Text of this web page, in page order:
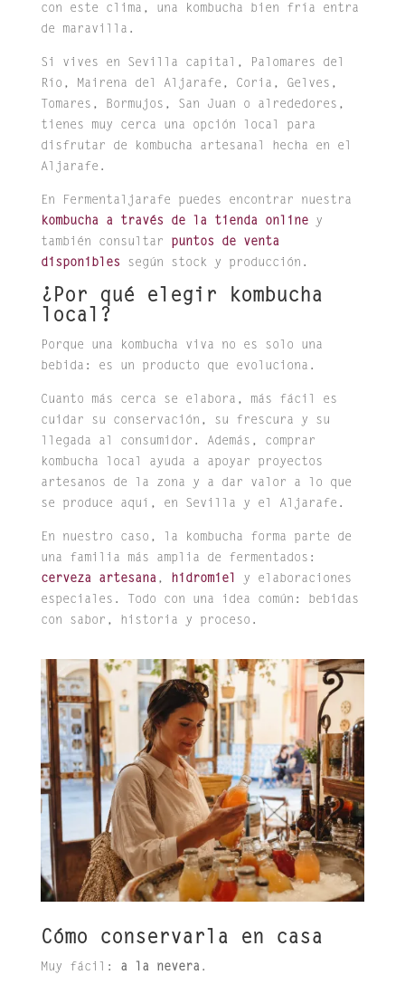
con este clima, una kombucha bien fría entra
de maravilla.
Si vives en Sevilla capital, Palomares del
Río, Mairena del Aljarafe, Coria, Gelves,
Tomares, Bormujos, San Juan o alrededores,
tienes muy cerca una opción local para
disfrutar de kombucha artesanal hecha en el
Aljarafe.
En Fermentaljarafe puedes encontrar nuestra
kombucha a través de la tienda onliney
también consultar puntos de venta
disponibles según stock y producción.
¿Por qué elegir kombucha
local?
Porque una kombucha viva no es solo una
bebida: es un producto que evoluciona.
Cuanto más cerca se elabora, más fácil es
cuidar su conservación, su frescura y su
llegada al consumidor. Además, comprar
kombucha local ayuda a apoyar proyectos
artesanos de la zona y a dar valor a lo que
se produce aquí, en Sevilla y el Aljarafe.
En nuestro caso, la kombucha forma parte de
una familia más amplia de fermentados:
cerveza artesana , hidromiel
y elaboraciones
especiales. Todo con una idea común: bebidas
con sabor, historia y proceso.
Cómo conservarla en casa
Muy fácil: a la nevera .